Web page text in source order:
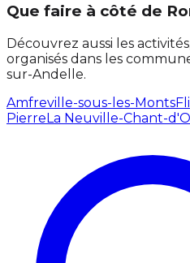
Que faire à côté de
Découvrez aussi les
organisés dans les
sur-Andelle.
Amfreville-sous-les-Monts
PierreLa Neuville-Chant-